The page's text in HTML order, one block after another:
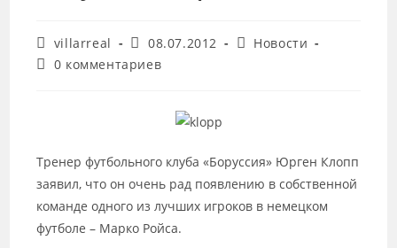
Автор
записи:
villarreal
Запись
опубликована:
08.07.2012
Рубрика
Новости
Комментарии
0 комментариев
Тренер футбольного клуба «Боруссия» Юрген Клопп
заявил, что он очень рад появлению в собственной
команде одного из лучших игроков в немецком
футболе – Марко Ройса.